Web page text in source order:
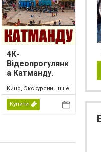
4К-
Відеопрогулянк
а Катманду.
Кино, Экскурсии, Інше
Купити